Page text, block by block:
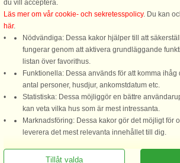
Sealla stugor i området .
DanCenter A/S - Kronprinsensgade 3, 2. - 1114
Tel.: +45 70 13 00 00 - Fax.: +45 70 13 70 70 -
Bank-giro nr. 5209-6575 - CVR:
du vill acceptera.
Läs mer om vår cookie- och sekretesspolicy. Du kan
här.
Nödvändiga: Dessa kakor hjälper till att
fungerar genom att aktivera grundläggande
listan över favorithus.
Funktionella: Dessa används för att komma
antal personer, husdjur, ankomstdatum etc.
Statistiska: Dessa möjliggör en bättre
kan veta vilka hus som är mest intressanta.
Marknadsföring: Dessa kakor gör det möjligt för
leverera det mest relevanta innehållet till dig.
Tillåt valda